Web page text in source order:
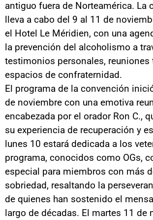
antiguo fuera de Norteamérica. La
lleva a cabo del 9 al 11 de
el Hotel Le Méridien, con una
la prevención del alcoholismo a
testimonios personales, reuniones
espacios de confraternidad.
El programa de la convención
de noviembre con una emotiva
encabezada por el orador Ron C.,
su experiencia de recuperación y
lunes 10 estará dedicada a los
programa, conocidos como OGs,
especial para miembros con más
sobriedad, resaltando la
de quienes han sostenido el
largo de décadas. El martes 11 de